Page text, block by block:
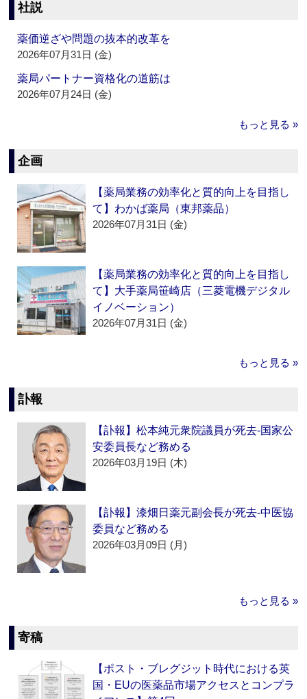
社説
薬価逆ざや問題の抜本的改革を
2026年07月31日 (金)
薬局パートナー資格化の道筋は
2026年07月24日 (金)
もっと見る »
企画
【薬局業務の効率化と質的向上を目指し
て】わかば薬局（東邦薬品）
2026年07月31日 (金)
【薬局業務の効率化と質的向上を目指し
て】大手薬局笹崎店（三菱電機デジタル
イノベーション）
2026年07月31日 (金)
もっと見る »
訃報
【訃報】松本純元衆院議員が死去‐国家公
安委員長など務める
2026年03月19日 (木)
【訃報】漆畑日薬元副会長が死去‐中医協
委員など務める
2026年03月09日 (月)
もっと見る »
寄稿
【ポスト・ブレグジット時代における英
国・EUの医薬品市場アクセスとコンプラ